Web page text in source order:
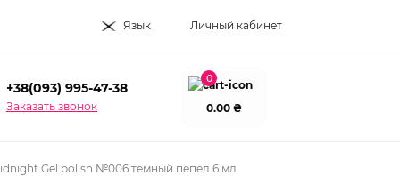
Язык Личный кабинет
+38(093) 995-47-38
Заказать звонок
0
0.00 ₴
Gel polish №006 темный пепел 6 мл